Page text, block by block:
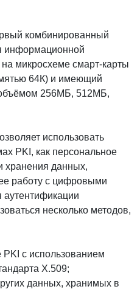
комбинированный
информационной
микросхеме смарт-карты
64К) и имеющий
256МБ, 512МБ,
использовать
PKI, как персональное
хранения данных,
работу с цифровыми
несколько методов,
с использованием
Х.509;
данных, хранимых в